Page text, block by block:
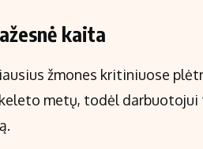
kaita
žmones kritiniuose
metų, todėl darbuotojui